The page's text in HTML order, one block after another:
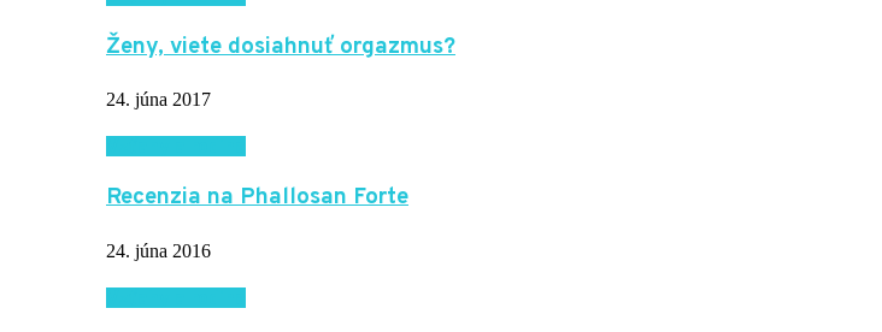
Ženy, viete dosiahnuť orgazmus?
24. júna 2017
Recenzia na Phallosan Forte
24. júna 2016